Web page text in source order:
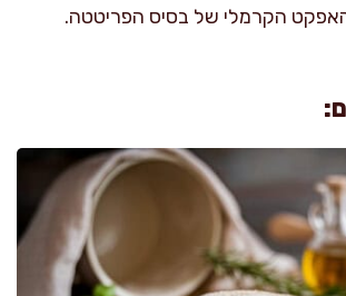
הקרמלי של בסיס הפריטטה.